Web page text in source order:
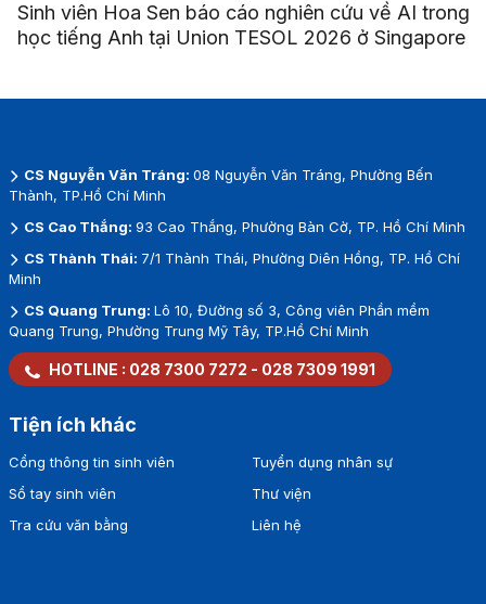
Sinh viên Hoa Sen báo cáo nghiên cứu về AI trong
học tiếng Anh tại Union TESOL 2026 ở Singapore
CS Nguyễn Văn Tráng: 08 Nguyễn Văn Tráng, Phường Bến
Thành, TP.Hồ Chí Minh
CS Cao Thắng: 93 Cao Thắng, Phường Bàn Cờ, TP. Hồ Chí Minh
CS Thành Thái: 7/1 Thành Thái, Phường Diên Hồng, TP. Hồ Chí
Minh
CS Quang Trung: Lô 10, Đường số 3, Công viên Phần mềm
Quang Trung, Phường Trung Mỹ Tây, TP.Hồ Chí Minh
HOTLINE : 028 7300 7272 - 028 7309 1991
Tiện ích khác
Cổng thông tin sinh viên
Sổ tay sinh viên
Tra cứu văn bằng
Tuyển dụng nhân sự
Thư viện
Liên hệ